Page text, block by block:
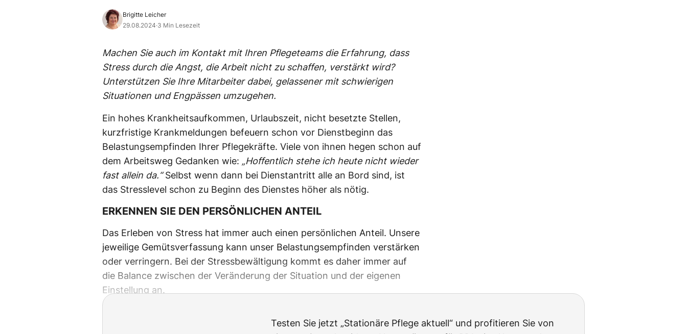
Brigitte Leicher
29.08.2024·3 Min Lesezeit
Machen Sie auch im Kontakt mit Ihren Pflegeteams die Erfahrung, dass
Stress durch die Angst, die Arbeit nicht zu schaffen, verstärkt wird?
Unterstützen Sie Ihre Mitarbeiter dabei, gelassener mit schwierigen
Situationen und Engpässen umzugehen.
Ein hohes Krankheitsaufkommen, Urlaubszeit, nicht besetzte Stellen,
kurzfristige Krankmeldungen befeuern schon vor Dienstbeginn das
Belastungsempfinden Ihrer Pflegekräfte. Viele von ihnen hegen schon auf
dem Arbeitsweg Gedanken wie: „Hoffentlich stehe ich heute nicht wieder
fastallein da.“Selbst wenn dann bei Dienstantritt alle an Bord sind, ist
das Stresslevel schon zu Beginn des Dienstes höher als nötig.
ERKENNEN SIE DEN PERSÖNLICHEN ANTEIL
Das Erleben von Stress hat immer auch einen persönlichen Anteil. Unsere
jeweilige Gemütsverfassung kann unser Belastungsempfinden verstärken
oder verringern. Bei der Stressbewältigung kommt es daher immer auf
die Balance zwischen der Veränderung der Situation und der eigenen
Einstellung an.
Testen Sie jetzt „Stationäre Pflege aktuell“ und profitieren Sie von